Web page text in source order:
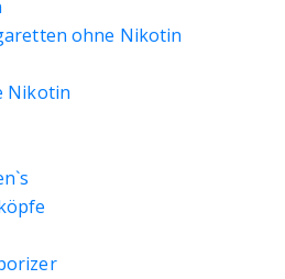
ohne Nikotin
Nikotin